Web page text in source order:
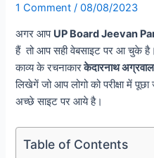
1 Comment /08/08/2023
अगर आप UP Board Jeevan
हैं तो आप सही वेबसाइट पर आ चुके
काव्य के रचनाकारकेदारनाथ
लिखेगें जो आप लोगो को परीक्षा में
अच्छे साइट पर आये है।
Table of Contents